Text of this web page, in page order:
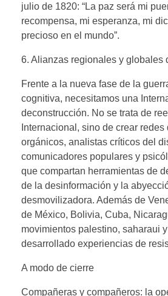
julio de 1820: “La paz será mi
recompensa, mi esperanza, mi
precioso en el mundo”.
6. Alianzas regionales y globales
Frente a la nueva fase de la
cognitiva, necesitamos una
deconstrucción. No se trata de
Internacional, sino de crear
orgánicos, analistas críticos del
comunicadores populares y
que compartan herramientas de
de la desinformación y la
desmovilizadora. Además de
de México, Bolivia, Cuba,
movimientos palestino, saharaui
desarrollado experiencias de
A modo de cierre
Compañeras y compañeros: la